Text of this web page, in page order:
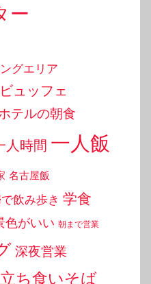
ー
グエリア
ビュッフェ
テルの朝食
人時間 一人飯
名古屋飯
飲み歩き 学食
色がいい 朝まで営業
深夜営業
立ち食いそば